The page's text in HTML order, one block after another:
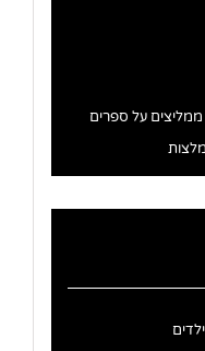
על ספרים